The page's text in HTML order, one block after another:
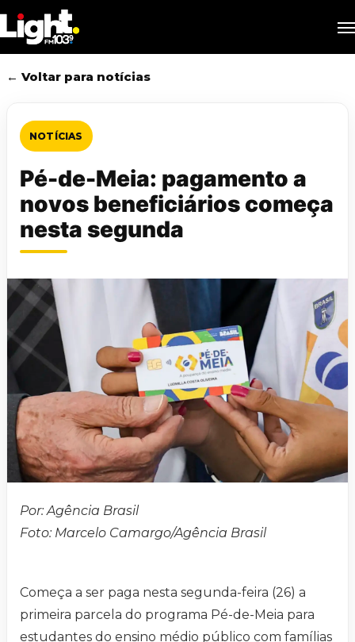
to
main
content
← Voltar para notícias
NOTÍCIAS
Pé-de-Meia: pagamento a
novos beneficiários começa
nesta segunda
Por: Agência Brasil
Foto: Marcelo Camargo/Agência Brasil
Começa a ser paga nesta segunda-feira (26) a
primeira parcela do programa Pé-de-Meia para
estudantes do ensino médio público com famílias